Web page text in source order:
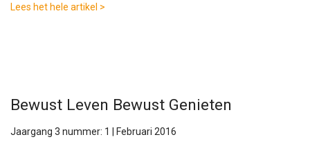
Lees het hele artikel >
Bewust Leven Bewust Genieten
Jaargang 3 nummer: 1 | Februari 2016